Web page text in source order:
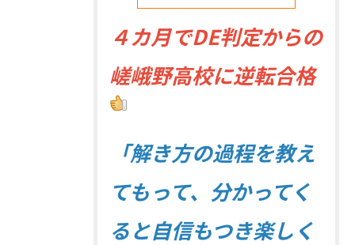
４カ月でDE判定からの
嵯峨野高校に逆転合格
「解き方の過程を教え
てもって、分かってく
ると自信もつき楽しく